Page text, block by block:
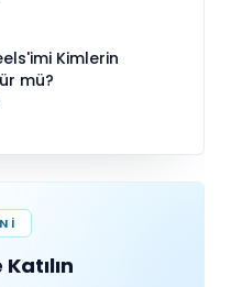
Kimlerin
mü?